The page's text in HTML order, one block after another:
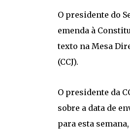
O presidente do
emenda à
texto na Mesa
(CCJ).
O presidente da
sobre a data de
para esta